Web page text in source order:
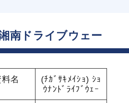
南ドライブウェー
料名
(ﾁｶﾞｻｷﾒｲｼｮ) ｼｮ
ｳﾅﾝﾄﾞﾗｲﾌﾞｳｪｰ